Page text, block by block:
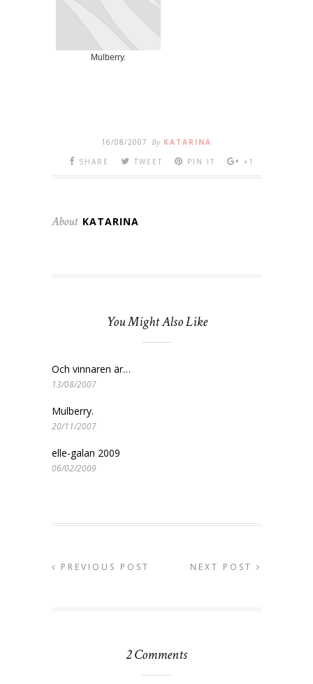
Mulberry.
16/08/2007 By KATARINA
SHARE
TWEET PIN IT +1
About KATARINA
You Might Also Like
Och vinnaren är…
13/08/2007
Mulberry.
20/11/2007
elle-galan 2009
06/02/2009
PREVIOUS POST NEXT POST
2 Comments